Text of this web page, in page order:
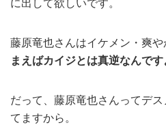
に出して欲しいです。
藤原竜也さんはイケメン・爽や
まえばカイジとは真逆なんです
だって、藤原竜也さんってデ
てますから。